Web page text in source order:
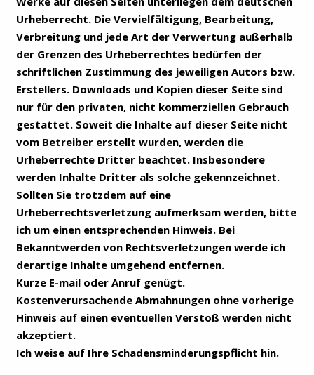
Urheberrecht. Die Vervielfältigung, Bearbeitung,
Verbreitung und jede Art der Verwertung außerhalb
der Grenzen des Urheberrechtes bedürfen der
schriftlichen Zustimmung des jeweiligen Autors bzw.
Erstellers. Downloads und Kopien dieser Seite sind
nur für den privaten, nicht kommerziellen Gebrauch
gestattet. Soweit die Inhalte auf dieser Seite nicht
vom Betreiber erstellt wurden, werden die
Urheberrechte Dritter beachtet. Insbesondere
werden Inhalte Dritter als solche gekennzeichnet.
Sollten Sie trotzdem auf eine
Urheberrechtsverletzung aufmerksam werden, bitte
ich um einen entsprechenden Hinweis. Bei
Bekanntwerden von Rechtsverletzungen werde ich
derartige Inhalte umgehend entfernen.
Kurze E-mail oder Anruf genügt.
Kostenverursachende Abmahnungen ohne vorherige
Hinweis auf einen eventuellen Verstoß werden nicht
akzeptiert.
Ich weise auf Ihre Schadensminderungspflicht hin.